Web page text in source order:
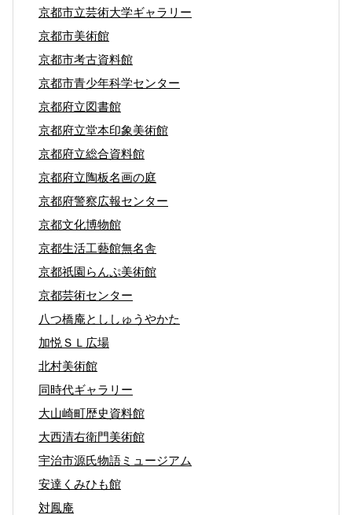
京都市立芸術大学ギャラリー
京都市美術館
京都市考古資料館
京都市青少年科学センター
京都府立図書館
京都府立堂本印象美術館
京都府立総合資料館
京都府立陶板名画の庭
京都府警察広報センター
京都文化博物館
京都生活工藝館無名舎
京都祇園らんぷ美術館
京都芸術センター
八つ橋庵とししゅうやかた
加悦ＳＬ広場
北村美術館
同時代ギャラリー
大山崎町歴史資料館
大西清右衛門美術館
宇治市源氏物語ミュージアム
安達くみひも館
対鳳庵